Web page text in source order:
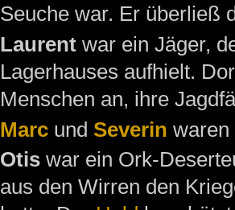
Seuche war. Er überließ
Laurent war ein Jäger,
Lagerhauses aufhielt.
Menschen an, ihre
Marc und Severin
Otis war ein Ork-
aus den Wirren den